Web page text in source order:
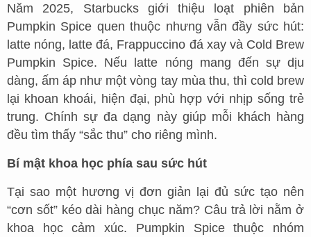
Năm 2025, Starbucks giới thiệu loạt phiên bản
Pumpkin Spice quen thuộc nhưng vẫn đầy sức hút:
latte nóng, latte đá, Frappuccino đá xay và Cold Brew
Pumpkin Spice. Nếu latte nóng mang đến sự dịu
dàng, ấm áp như một vòng tay mùa thu, thì cold brew
lại khoan khoái, hiện đại, phù hợp với nhịp sống trẻ
trung. Chính sự đa dạng này giúp mỗi khách hàng
đều tìm thấy “sắc thu” cho riêng mình.
Bí mật khoa học phía sau sức hút
Tại sao một hương vị đơn giản lại đủ sức tạo nên
“cơn sốt” kéo dài hàng chục năm? Câu trả lời nằm ở
khoa học cảm xúc. Pumpkin Spice thuộc nhóm